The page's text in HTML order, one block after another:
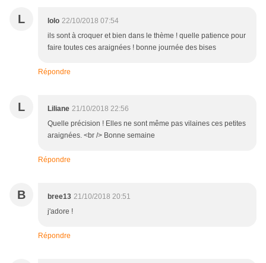
L lolo 22/10/2018 07:54
ils sont à croquer et bien dans le thème ! quelle patience pour
faire toutes ces araignées ! bonne journée des bises
Répondre
L Liliane 21/10/2018 22:56
Quelle précision ! Elles ne sont même pas vilaines ces petites
araignées. <br /> Bonne semaine
Répondre
B bree13 21/10/2018 20:51
j'adore !
Répondre